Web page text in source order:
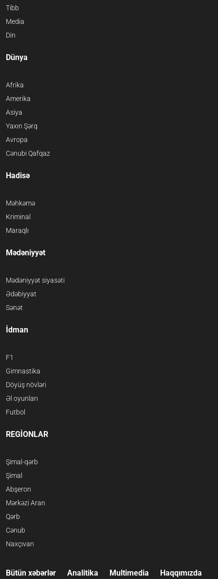
Tibb
Media
Din
Dünya
Afrika
Amerika
Asiya
Yaxın Şərq
Avropa
Cənubi Qafqaz
Hadisə
Məhkəmə
Kriminal
Maraqlı
Mədəniyyət
Mədəniyyət siyasəti
Ədəbiyyat
Sənət
İdman
F1
Gimnastika
Döyüş növləri
Əl oyunları
Futbol
REGİONLAR
Şimal-qərb
Şimal
Abşeron
Mərkəzi Aran
Qərb
Cənub
Naxçıvan
Bütün xəbərlər Analitika Multimedia Haqqımızda